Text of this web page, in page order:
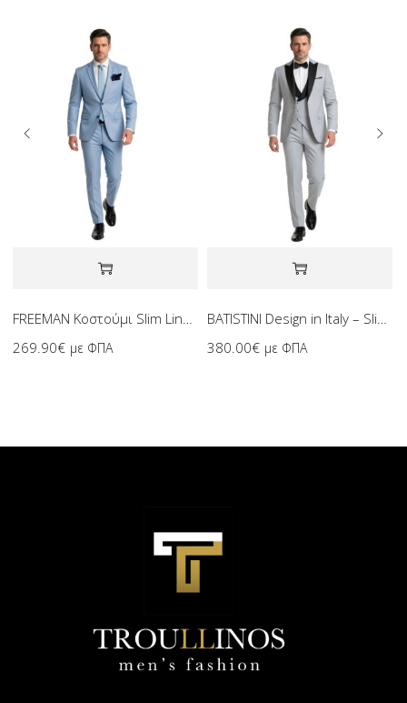
FREEMAN Κοστούμι Slim Line 2 Τεμαχίων
269.90€ με ΦΠΑ
BATISTINI Design in Italy – Slim Line Γκρι Σμόκιν 4 Τεμαχίων
380.00€ με ΦΠΑ